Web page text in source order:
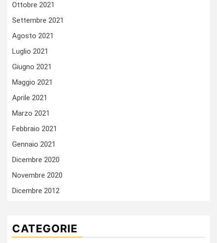
Ottobre 2021
Settembre 2021
Agosto 2021
Luglio 2021
Giugno 2021
Maggio 2021
Aprile 2021
Marzo 2021
Febbraio 2021
Gennaio 2021
Dicembre 2020
Novembre 2020
Dicembre 2012
CATEGORIE